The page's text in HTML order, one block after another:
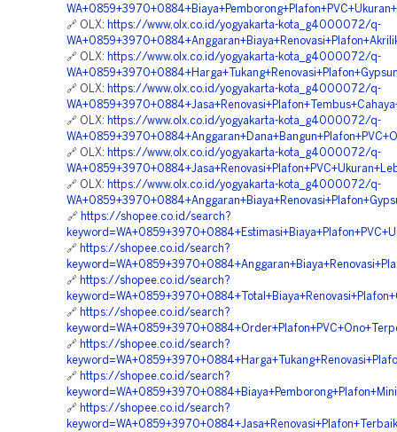
🔗 OLX: https://www.olx.co.id/yogyakarta-kota_g4000072/q-
🔗 OLX: https://www.olx.co.id/yogyakarta-kota_g4000072/q-
🔗 OLX: https://www.olx.co.id/yogyakarta-kota_g4000072/q-
🔗 OLX: https://www.olx.co.id/yogyakarta-kota_g4000072/q-
🔗 OLX: https://www.olx.co.id/yogyakarta-kota_g4000072/q-
🔗 OLX: https://www.olx.co.id/yogyakarta-kota_g4000072/q-
🔗 https://shopee.co.id/search?
🔗 https://shopee.co.id/search?
🔗 https://shopee.co.id/search?
🔗 https://shopee.co.id/search?
🔗 https://shopee.co.id/search?
🔗 https://shopee.co.id/search?
🔗 https://shopee.co.id/search?